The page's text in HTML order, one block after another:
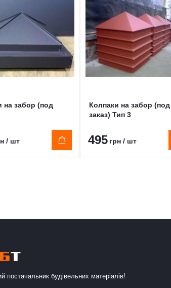
на забор (под
/ шт
Колпаки на забор (под
заказ) Тип 3
495 грн / шт
постачальник будівельних матеріалів!